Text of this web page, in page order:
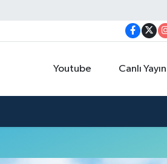
Youtube Canlı Yayın